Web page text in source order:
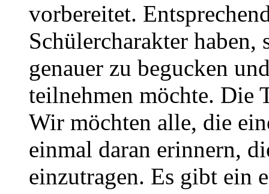
vorbereitet.
Schülercharakter
genauer zu begucken
teilnehmen möchte. Die
Wir möchten alle, die
einmal daran erinnern,
einzutragen. Es gibt ein